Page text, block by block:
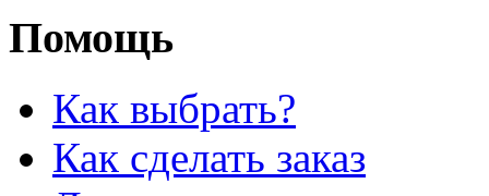
Помощь
Как выбрать?
Как сделать заказ